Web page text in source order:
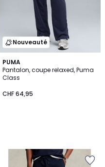
Nouveauté
PUMA
Pantalon, coupe relaxed, Puma
Class
CHF 64,95